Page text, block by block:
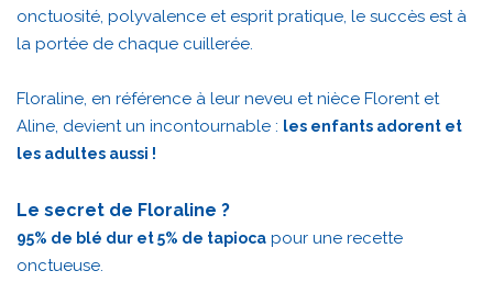
onctuosité, polyvalence et esprit pratique, le succès est à
la portée de chaque cuillerée.
Floraline, en référence à leur neveu et nièce Florent et
Aline, devient un incontournable : les enfants adorent et
les adultes aussi !
Le secret de Floraline ?
95% de blé dur et 5% de tapioca pour une recette
onctueuse.